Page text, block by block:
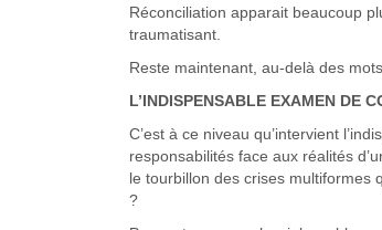
Réconciliation apparait beaucoup
traumatisant.
Reste maintenant, au-delà des
L’INDISPENSABLE EXAMEN DE
C’est à ce niveau qu’intervient
responsabilités face aux réalités
le tourbillon des crises multiformes
?